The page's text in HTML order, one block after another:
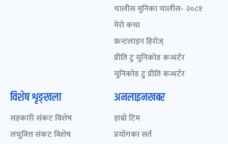
चालीस मुनिका चालीस- २०८१
मेरो कथा
फ्रन्टलाइन हिरोज्
प्रीति टु युनिकोड कन्भर्टर
युनिकोड टु प्रीति कन्भर्टर
विशेष शृङ्खला
सहकारी संकट विशेष
लघुवित्त संकट विशेष
अनलाइनखबर
हाम्रो टिम
प्रयोगका सर्त